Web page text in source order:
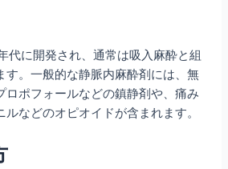
代に開発され、通常は吸入麻酔と組
す。一般的な静脈内麻酔剤には、無
ロポフォールなどの鎮静剤や、痛み
などのオピオイドが含まれます。